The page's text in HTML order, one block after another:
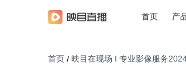
首页 产
首页 / 映目在现场 I 专业影像服务